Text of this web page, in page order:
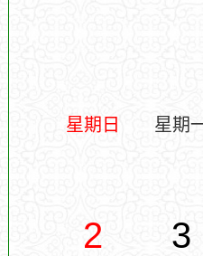
星期日 星期
2 3